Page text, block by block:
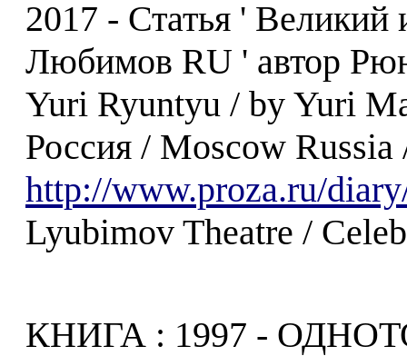
2017 - Статья '
Любимов RU ' автор
Yuri Ryuntyu / by Yuri
Россия / Moscow Russia
http://www.proza.ru/
Lyubimov Theatre /
КНИГА : 1997 -